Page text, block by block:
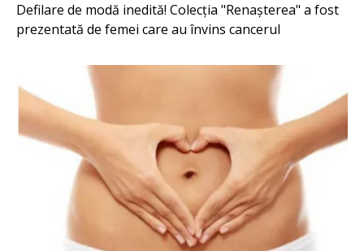
Defilare de modă inedită! Colecția "Renaşterea" a fost
prezentată de femei care au învins cancerul